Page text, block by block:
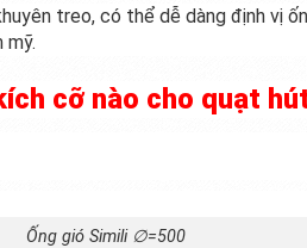
treo, có thể dễ dàng định vị
mỹ.
cỡ nào cho quạt
Ống gió Simili ∅=500